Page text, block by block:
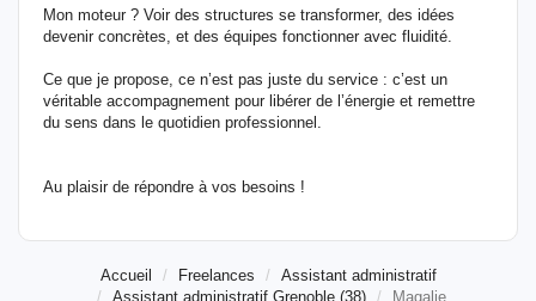
Mon moteur ? Voir des structures se transformer, des idées
devenir concrètes, et des équipes fonctionner avec fluidité.
Ce que je propose, ce n’est pas juste du service : c’est un
véritable accompagnement pour libérer de l’énergie et remettre
du sens dans le quotidien professionnel.
Au plaisir de répondre à vos besoins !
Accueil Freelances
Assistant administratif
Assistant administratif Grenoble (38)
Magalie